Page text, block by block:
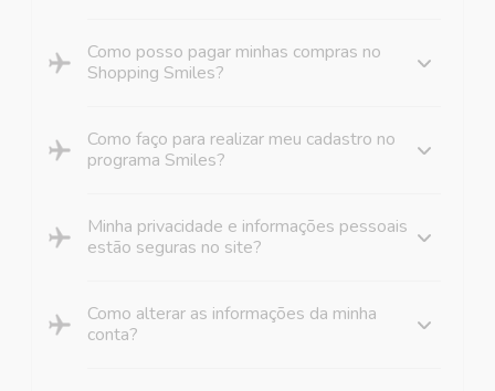
Como posso pagar minhas compras no
Shopping Smiles?
Como faço para realizar meu cadastro no
programa Smiles?
Minha privacidade e informações pessoais
estão seguras no site?
Como alterar as informações da minha
conta?